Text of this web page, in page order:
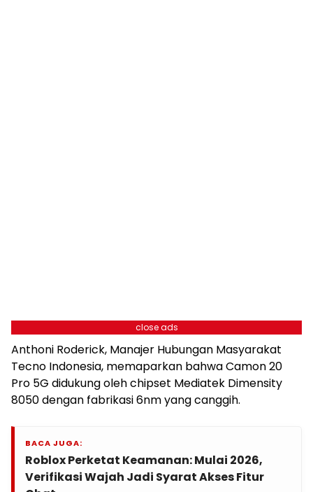
close ads
Anthoni Roderick, Manajer Hubungan Masyarakat
Tecno Indonesia, memaparkan bahwa Camon 20
Pro 5G didukung oleh chipset Mediatek Dimensity
8050 dengan fabrikasi 6nm yang canggih.
BACA JUGA:
Roblox Perketat Keamanan: Mulai 2026,
Verifikasi Wajah Jadi Syarat Akses Fitur